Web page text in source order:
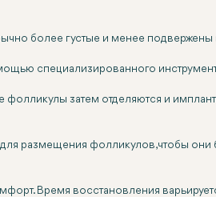
более густые и менее
специализированного
затем отделяются и
размещения фолликулов, чтобы
Время восстановления